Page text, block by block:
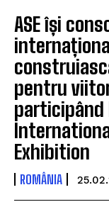
ASE își
pentru
participând
Exhibition
ROMÂNIA